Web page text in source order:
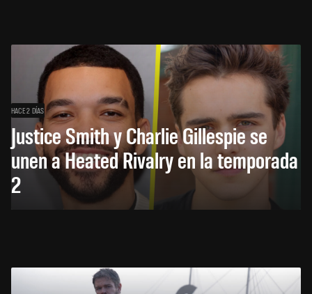
HACE 2 DÍAS
Justice Smith y Charlie Gillespie se
unen a Heated Rivalry en la temporada
2